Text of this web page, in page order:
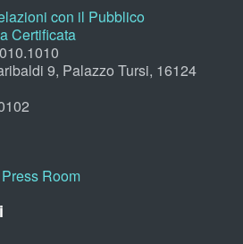
con il Pubblico
Certificata
9, Palazzo Tursi, 16124
Room